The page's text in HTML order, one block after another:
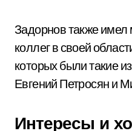
Задорнов также имел
коллег в своей
которых были такие
Евгений Петросян и
Интересы и